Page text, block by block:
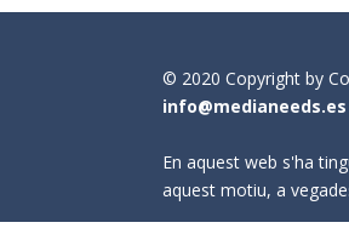
© 2020 Copyright by
info@medianeeds.es
En aquest web s'ha
aquest motiu, a